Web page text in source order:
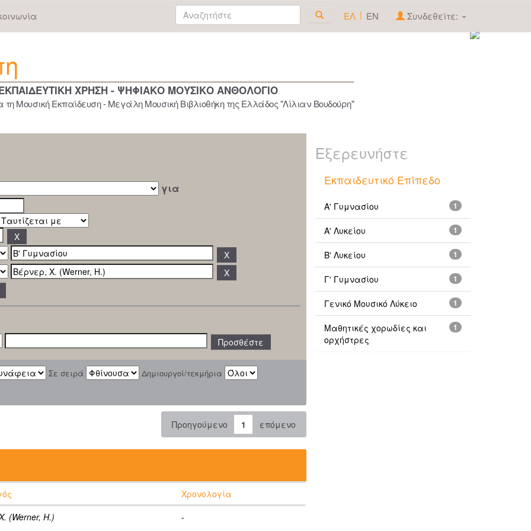
ΕΛ | EN Συνδεθείτε:
ΧΡΗΣΗ - ΨΗΦΙΑΚΟ ΜΟΥΣΙΚΟ ΑΝΘΟΛΟΓΙΟ
Μουσική Εκπαίδευση - Μεγάλη Μουσική Βιβλιοθήκη της Ελλάδος "Λίλιαν Βουδούρη"
για
Σε σειρά Δημιουργοί/τεκμήρια
Προηγούμενο 1 επόμενο
Χρονολογία
(Werner, H.) -
Εξερευνήστε
Εκπαιδευτικό Επίπεδο
1
Α' Γυμνασίου
1
Α' Λυκείου
1
Β' Λυκείου
1
Γ' Γυμνασίου
1
Γενικό Μουσικό Λύκειο
1
Μαθητικές χορωδίες και
ορχήστρες